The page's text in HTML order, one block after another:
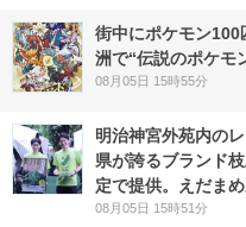
街中にポケモン
洲で“伝説のポケモ
08月05日 15時55分
明治神宮外苑内の
県が誇るブランド
定で提供。えだま
08月05日 15時51分